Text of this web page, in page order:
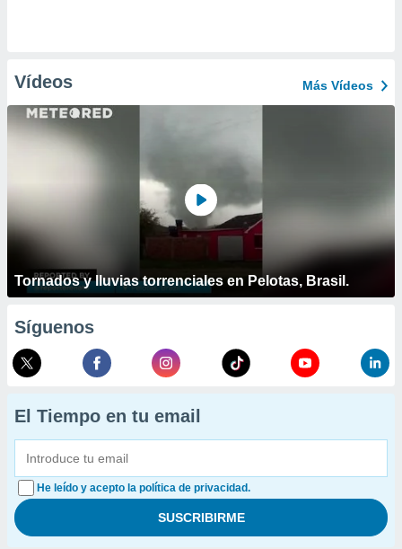
Vídeos Más Vídeos
Tornados y lluvias torrenciales en Pelotas, Brasil.
Síguenos
El Tiempo en tu email
He leído y acepto la política de privacidad.